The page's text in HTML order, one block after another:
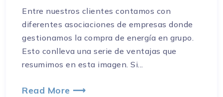
Entre nuestros clientes contamos con
diferentes asociaciones de empresas donde
gestionamos la compra de energía en grupo.
Esto conlleva una serie de ventajas que
resumimos en esta imagen. Si...
Read More ⟶